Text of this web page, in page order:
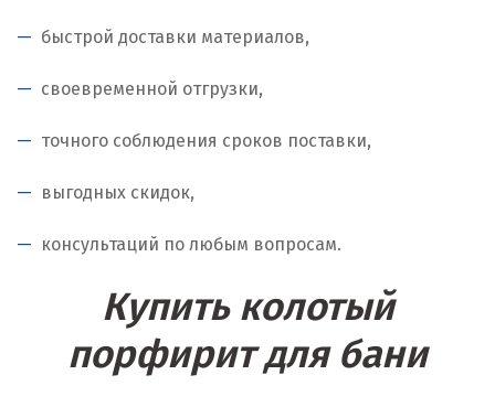
быстрой доставки материалов,
своевременной отгрузки,
точного соблюдения сроков поставки,
выгодных скидок,
консультаций по любым вопросам.
Купить колотый
порфирит для бани